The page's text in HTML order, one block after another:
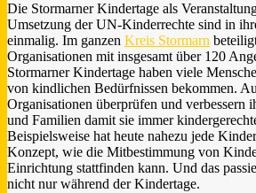
Die Stormarner Kindertage als
Umsetzung der UN-Kinderrechte sind in
einmalig. Im ganzen Kreis Stormarn
Organisationen mit insgesamt über 120
Stormarner Kindertage haben viele
von kindlichen Bedürfnissen bekommen.
Organisationen überprüfen und verbessern
und Familien damit sie immer
Beispielsweise hat heute nahezu jede
Konzept, wie die Mitbestimmung von
Einrichtung stattfinden kann. Und das
nicht nur während der Kindertage.